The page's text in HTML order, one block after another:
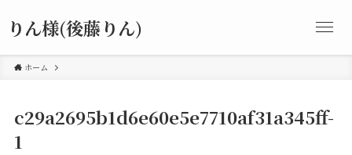
りん様(後藤りん)
ホーム
c29a2695b1d6e60e5e7710af31a345ff-
1